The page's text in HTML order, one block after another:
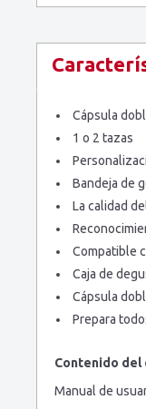
Cápsula
1 o 2 tazas
Bandeja de
La calidad
Compatible
Caja de
Cápsula
Prepara
Contenido del
Manual de